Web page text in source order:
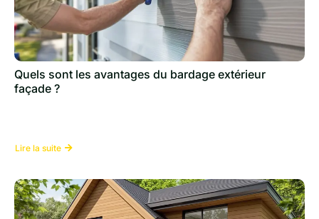
Quels sont les avantages du bardage extérieur
façade ?
Lire la suite